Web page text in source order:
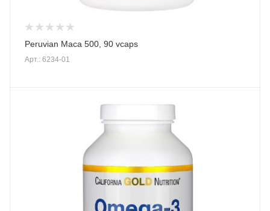
Peruvian Maca 500, 90 vcaps
Арт.: 6234-01